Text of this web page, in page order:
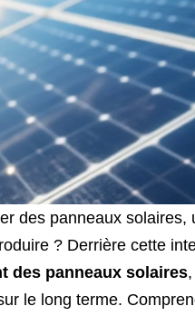
des panneaux
? Derrière cette
des panneaux solaires
le long terme.